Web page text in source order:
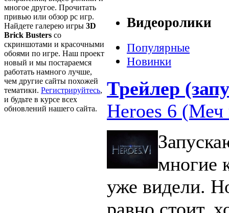
многое другое. Прочитать
привью или обзор pc игр.
Найдете галерею игры 3D
Brick Busters со
скриншотами и красочными
обоями по игре. Наш проект
новый и мы постараемся
работать намного лучше,
чем другие сайты похожей
тематики. Регистрируйтесь,
и будьте в курсе всех
обновлений нашего сайта.
Видеоролики
Популярные
Новинки
Трейлер
Heroes 6 (Меч
многие
уже видели.